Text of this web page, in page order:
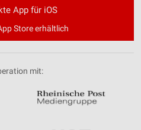
App für iOS
Store erhältlich
mit: